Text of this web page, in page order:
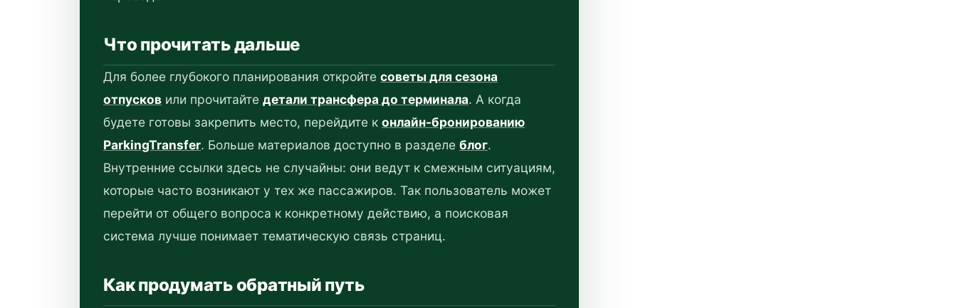
Что прочитать дальше
Для более глубокого планирования откройте советы для сезона
отпусков или прочитайте детали трансфера до терминала. А когда
будете готовы закрепить место, перейдите к онлайн-бронированию
ParkingTransfer. Больше материалов доступно в разделе блог.
Внутренние ссылки здесь не случайны: они ведут к смежным ситуациям,
которые часто возникают у тех же пассажиров. Так пользователь может
перейти от общего вопроса к конкретному действию, а поисковая
система лучше понимает тематическую связь страниц.
Как продумать обратный путь